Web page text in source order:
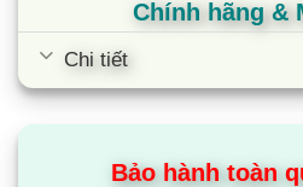
cánh inverterChính hãng &
Chi tiết
Bảo hành toàn